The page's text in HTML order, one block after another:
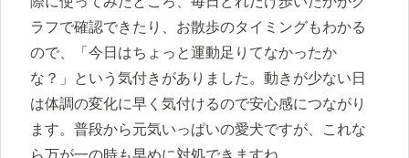
ラフで確認できたり、お散歩のタイミングもわかる
ので、「今日はちょっと運動足りてなかったか
な？」という気付きがありました。動きが少ない日
は体調の変化に早く気付けるので安心感につながり
ます。普段から元気いっぱいの愛犬ですが、これな
ら万が一の時も早めに対処できますね。